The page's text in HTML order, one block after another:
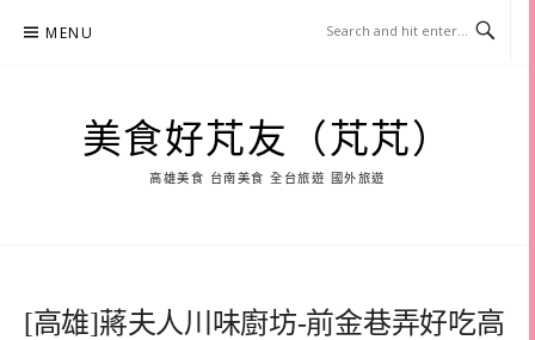
MENU
美食好芃友（芃芃）
高雄美食 台南美食 全台旅遊 國外旅遊
[高雄]蔣夫人川味廚坊-前金巷弄好吃高